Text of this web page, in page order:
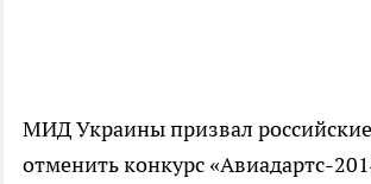
МИД Украины призвал
отменить конкурс «Авиадартс-